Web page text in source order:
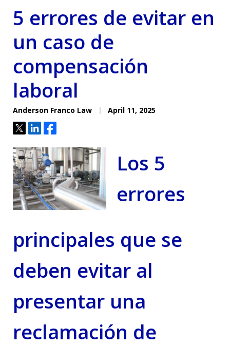
5 errores de evitar en
un caso de
compensación
laboral
Anderson Franco Law April 11, 2025
TweetShareShare
Los 5
errores
principales que se
deben evitar al
presentar una
reclamación de